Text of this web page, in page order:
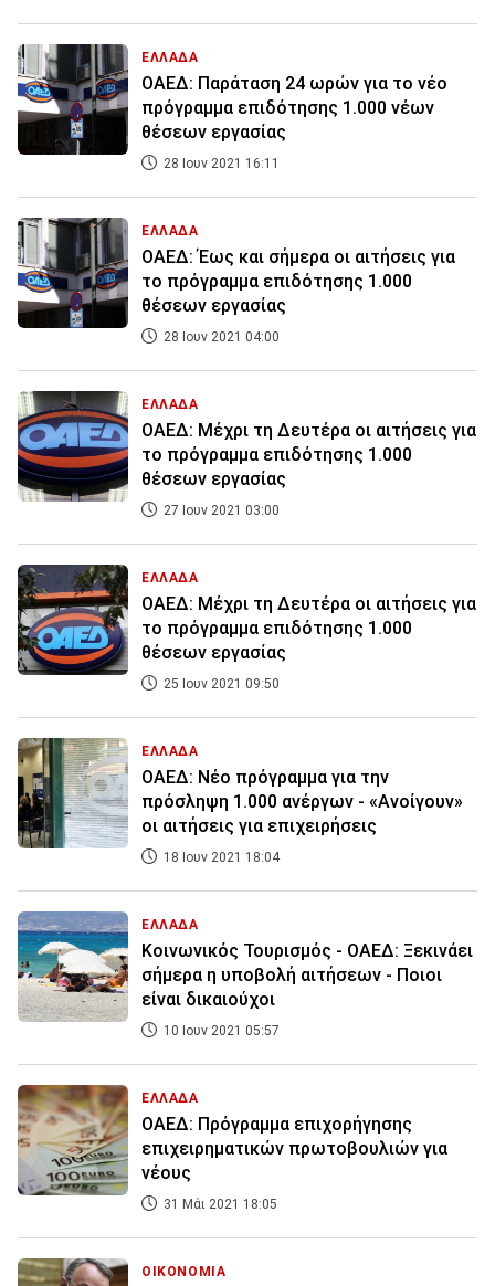
ΕΛΛΑΔΑ
ΟΑΕΔ: Παράταση 24 ωρών για το νέο
πρόγραμμα επιδότησης 1.000 νέων
θέσεων εργασίας
28 Ιουν 2021 16:11
ΕΛΛΑΔΑ
ΟΑΕΔ: Έως και σήμερα οι αιτήσεις για
το πρόγραμμα επιδότησης 1.000
θέσεων εργασίας
28 Ιουν 2021 04:00
ΕΛΛΑΔΑ
ΟΑΕΔ: Μέχρι τη Δευτέρα οι αιτήσεις για
το πρόγραμμα επιδότησης 1.000
θέσεων εργασίας
27 Ιουν 2021 03:00
ΕΛΛΑΔΑ
ΟΑΕΔ: Μέχρι τη Δευτέρα οι αιτήσεις για
το πρόγραμμα επιδότησης 1.000
θέσεων εργασίας
25 Ιουν 2021 09:50
ΕΛΛΑΔΑ
ΟΑΕΔ: Νέο πρόγραμμα για την
πρόσληψη 1.000 ανέργων - «Ανοίγουν»
οι αιτήσεις για επιχειρήσεις
18 Ιουν 2021 18:04
ΕΛΛΑΔΑ
Κοινωνικός Τουρισμός - ΟΑΕΔ: Ξεκινάει
σήμερα η υποβολή αιτήσεων - Ποιοι
είναι δικαιούχοι
10 Ιουν 2021 05:57
ΕΛΛΑΔΑ
ΟΑΕΔ: Πρόγραμμα επιχορήγησης
επιχειρηματικών πρωτοβουλιών για
νέους
31 Μάι 2021 18:05
ΟΙΚΟΝΟΜΙΑ